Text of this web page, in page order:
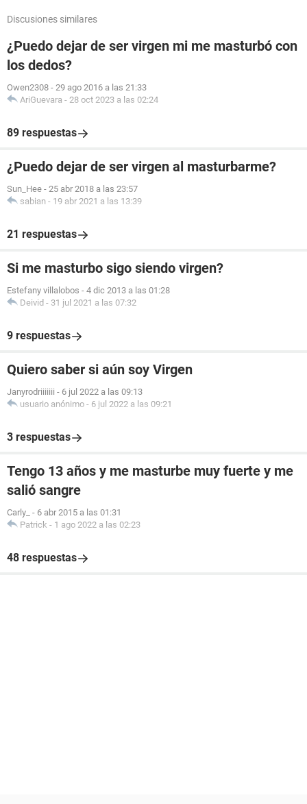
Discusiones similares
¿Puedo dejar de ser virgen mi me masturbó con
los dedos?
Owen2308 - 29 ago 2016 a las 21:33
AriGuevara - 28 oct 2023 a las 02:24
89 respuestas
¿Puedo dejar de ser virgen al masturbarme?
Sun_Hee - 25 abr 2018 a las 23:57
sabian - 19 abr 2021 a las 13:39
21 respuestas
Si me masturbo sigo siendo virgen?
Estefany villalobos - 4 dic 2013 a las 01:28
Deivid - 31 jul 2021 a las 07:32
9 respuestas
Quiero saber si aún soy Virgen
Janyrodriiiiiii - 6 jul 2022 a las 09:13
usuario anónimo - 6 jul 2022 a las 09:21
3 respuestas
Tengo 13 años y me masturbe muy fuerte y me
salió sangre
Carly_ - 6 abr 2015 a las 01:31
Patrick - 1 ago 2022 a las 02:23
48 respuestas